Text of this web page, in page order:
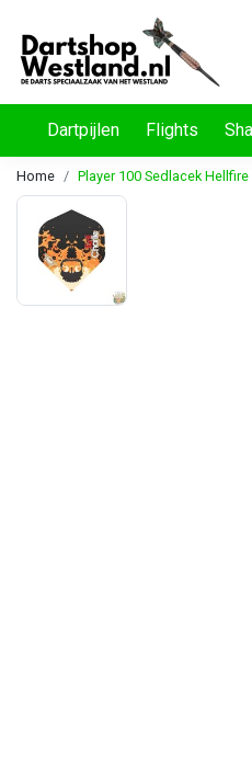
Dartpijlen Flights
Home Player 100 Sedlacek